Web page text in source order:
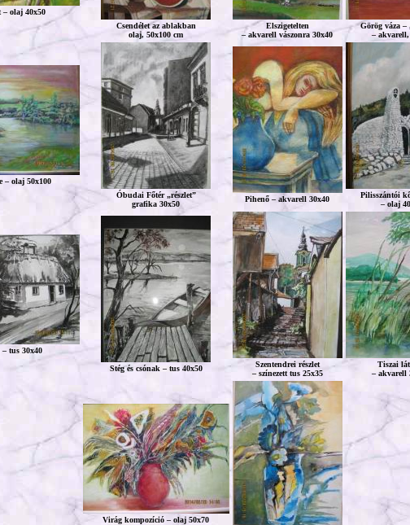
– olaj 40x50
Csendélet az ablakban
olaj, 50x100 cm
Elszigetelten
– akvarell vászonra 30x40
Görög váza –
– akvarell,
– olaj 50x100
Óbudai Főtér „részlet”
grafika 30x50
Pihenő – akvarell 30x40
Pilisszántói
– olaj
– tus 30x40
Stég és csónak – tus 40x50
Szentendrei részlet
– színezett tus 25x35
Tiszai
– akvarell
Virág kompozíció – olaj 50x70